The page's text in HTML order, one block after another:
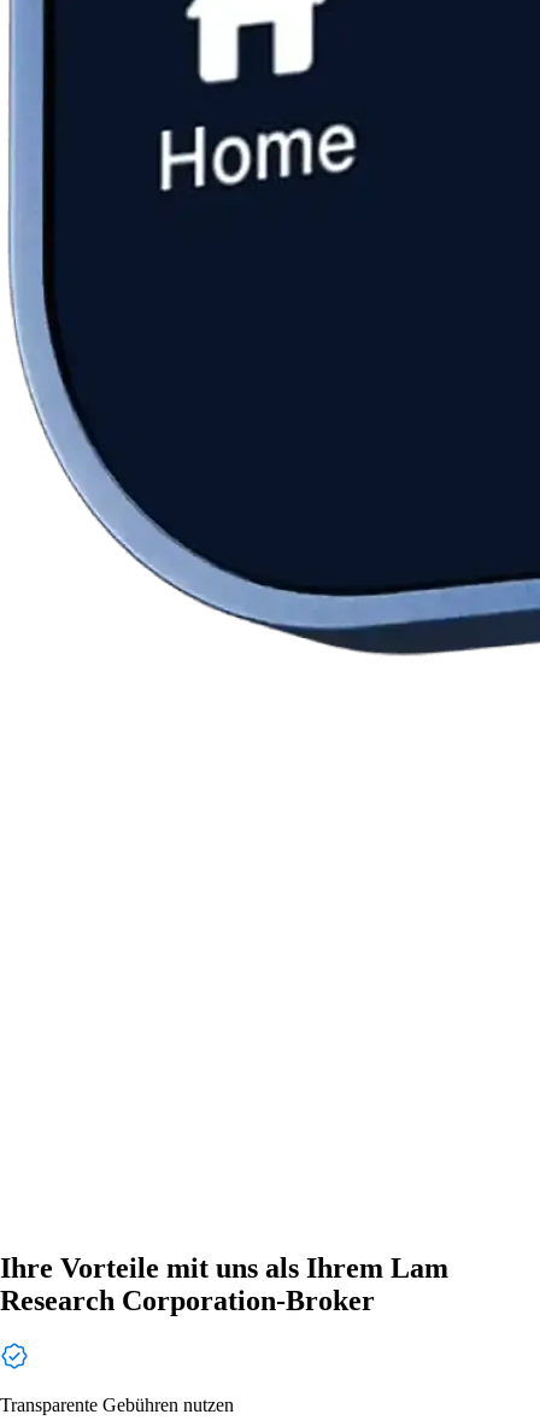
Ihre Vorteile mit uns als Ihrem Lam
Research Corporation-Broker
Transparente Gebühren nutzen